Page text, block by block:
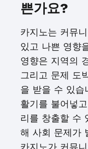
쁜가요?
카지노는 커뮤
있고 나쁜 영향
영향은 지역의
그리고 문제 도
을 받을 수 있습
활기를 불어넣
리를 창출할 수
해 사회 문제가
카지노가 커뮤